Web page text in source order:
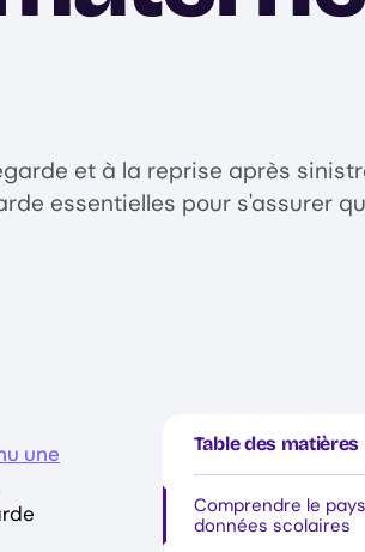
et à la reprise après
essentielles pour s'assurer
une
Table des matières
Comprendre le
données scolaires